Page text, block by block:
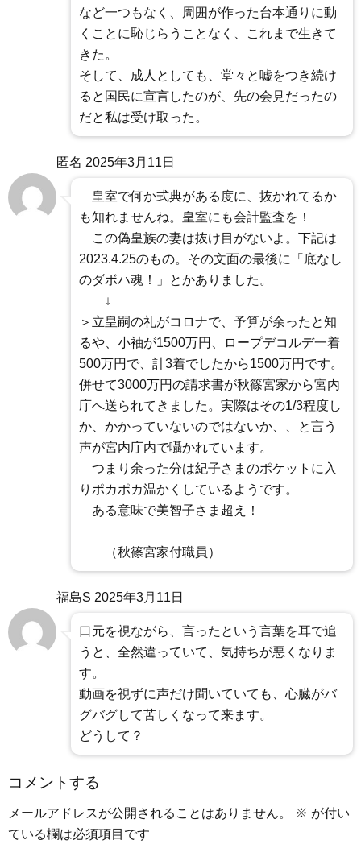
など一つもなく、周囲が作った台本通りに動
くことに恥じらうことなく、これまで生きて
きた。
そして、成人としても、堂々と嘘をつき続け
ると国民に宣言したのが、先の会見だったの
だと私は受け取った。
匿名 2025年3月11日
皇室で何か式典がある度に、抜かれてるか
も知れませんね。皇室にも会計監査を！
この偽皇族の妻は抜け目がないよ。下記は
2023.4.25のもの。その文面の最後に「底なし
のダボハ魂！」とかありました。
↓
＞立皇嗣の礼がコロナで、予算が余ったと知
るや、小袖が1500万円、ロープデコルデ一着
500万円で、計3着でしたから1500万円です。
併せて3000万円の請求書が秋篠宮家から宮内
庁へ送られてきました。実際はその1/3程度し
か、かかっていないのではないか、、と言う
声が宮内庁内で囁かれています。
つまり余った分は紀子さまのポケットに入
りポカポカ温かくしているようです。
ある意味で美智子さま超え！
（秋篠宮家付職員）
福島S 2025年3月11日
口元を視ながら、言ったという言葉を耳で追
うと、全然違っていて、気持ちが悪くなりま
す。
動画を視ずに声だけ聞いていても、心臓がバ
グバグして苦しくなって来ます。
どうして？
コメントする
メールアドレスが公開されることはありません。 ※ が付い
ている欄は必須項目です